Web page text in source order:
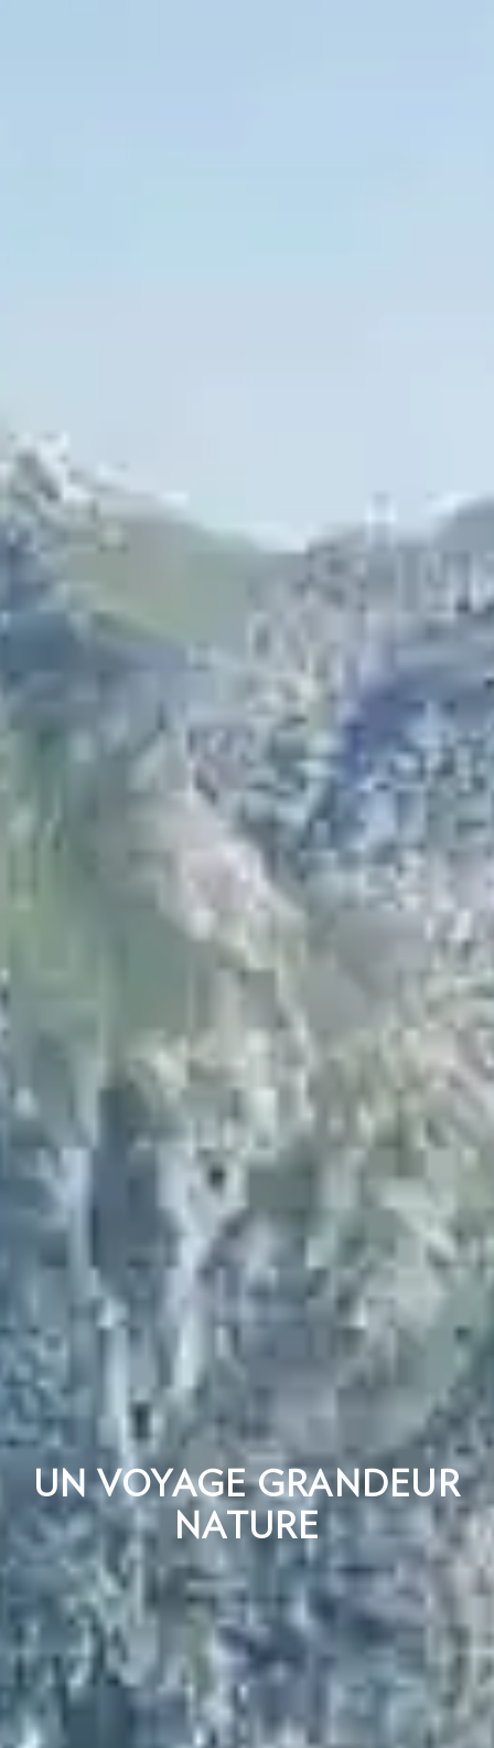
UN VOYAGE GRANDEUR
NATURE